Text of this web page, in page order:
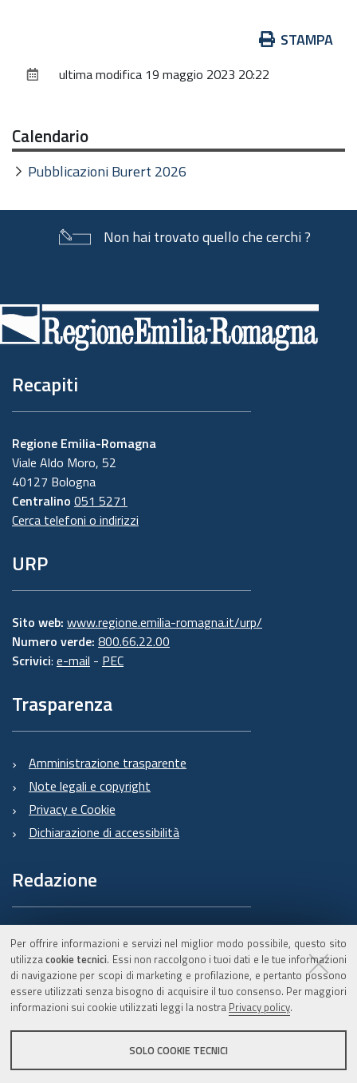
Per offrire informazioni e servizi nel miglior modo possibile, questo sito
utilizzacookie tecnici. Essi non raccolgono i tuoi dati e le tue informazioni
di navigazione per scopi di marketing e profilazione, e pertanto possono
essere utilizzati senza bisogno di acquisire il tuo consenso. Per maggiori
informazioni sui cookie utilizzati leggi la nostra Privacy policy.
SOLO COOKIE TECNICI
documento
STAMPA
ultima modifica 19 maggio 2023 20:22
Calendario
Pubblicazioni Burert 2026
Non hai trovato quello che cerchi ?
di
pagina
Recapiti
Regione Emilia-Romagna
Viale Aldo Moro, 52
40127 Bologna
Centralino 051 5271
Cerca telefoni o indirizzi
URP
Sito web: www.regione.emilia-romagna.it/urp/
Numero verde: 800.66.22.00
Scrivici: e-mail - PEC
Trasparenza
Amministrazione trasparente
Note legali e copyright
Privacy e Cookie
Dichiarazione di accessibilità
Redazione
Informazioni sul Burert
e contatti
C.F. 800.625.903.79